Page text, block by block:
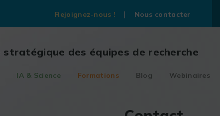
Rejoignez-nous ! Nous contacter
des équipes de recherche
IA & Science Formations Blog Webinaires